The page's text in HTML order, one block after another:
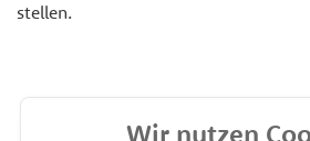
stellen.
Wir nutzen